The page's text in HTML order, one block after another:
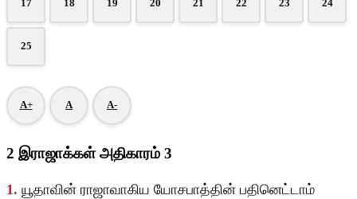
17 18 19 20 21 22 23 24
25
A+ A A-
2 இராஜாக்கள் அதிகாரம் 3
1. யூதாவின் ராஜாவாகிய யோசபாத்தின் பதினெட்டாம்